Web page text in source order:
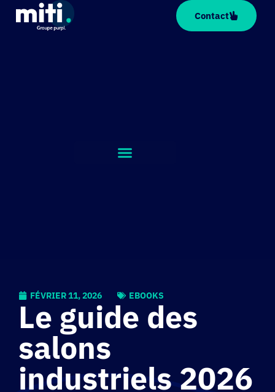
Panneau de gestion des cookies
Contact
FÉVRIER 11, 2026 EBOOKS
Le guide des
salons
industriels 2026